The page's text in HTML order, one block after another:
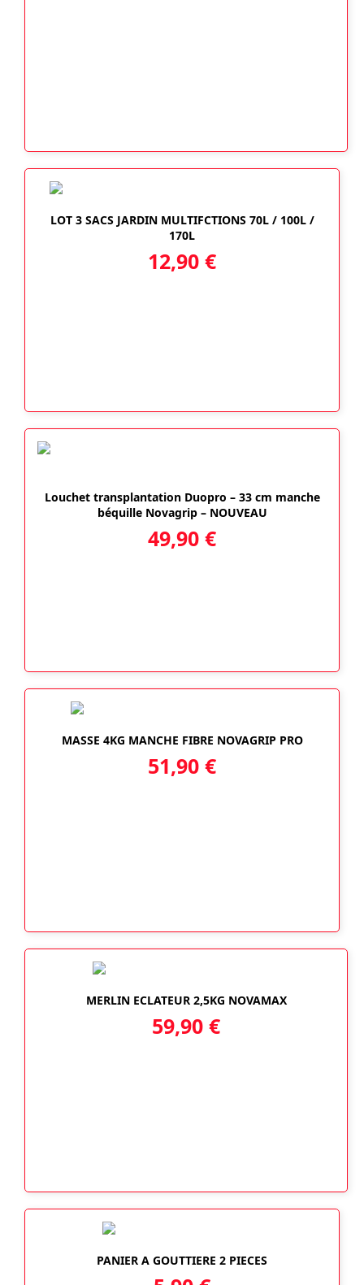
LOT 3 SACS JARDIN MULTIFCTIONS 70L / 100L /
170L
12,90 €
Louchet transplantation Duopro – 33 cm manche
béquille Novagrip – NOUVEAU
49,90 €
MASSE 4KG MANCHE FIBRE NOVAGRIP PRO
51,90 €
MERLIN ECLATEUR 2,5KG NOVAMAX
59,90 €
PANIER A GOUTTIERE 2 PIECES